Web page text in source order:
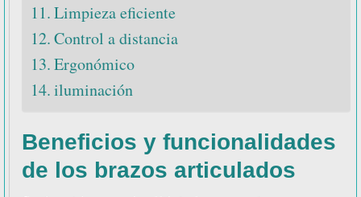
Limpieza eficiente
Control a distancia
Ergonómico
iluminación
Beneficios y funcionalidades
de los brazos articulados